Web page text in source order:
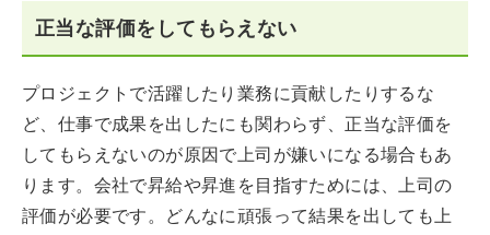
正当な評価をしてもらえない
プロジェクトで活躍したり業務に貢献したりするな
ど、仕事で成果を出したにも関わらず、正当な評価を
してもらえないのが原因で上司が嫌いになる場合もあ
ります。会社で昇給や昇進を目指すためには、上司の
評価が必要です。どんなに頑張って結果を出しても上